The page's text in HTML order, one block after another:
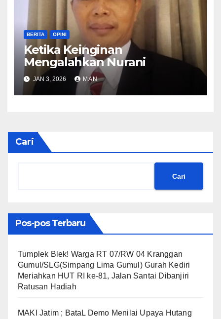
BERITA OPINI
Ketika Keinginan
Mengalahkan Nurani
JAN 3, 2026 MAN
Cari
Cari
Pos-pos Terbaru
Tumplek Blek! Warga RT 07/RW 04 Kranggan
Gumul/SLG(Simpang Lima Gumul) Gurah Kediri
Meriahkan HUT RI ke-81, Jalan Santai Dibanjiri
Ratusan Hadiah
MAKI Jatim ; BataL Demo Menilai Upaya Hutang